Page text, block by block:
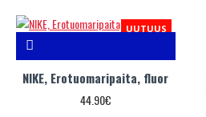
UUTUUS
NIKE, Erotuomaripaita, fluor
44.90€